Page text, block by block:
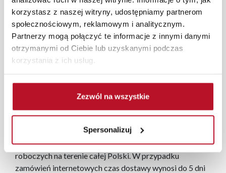
korzystasz z naszej witryny, udostępniamy partnerom
społecznościowym, reklamowym i analitycznym.
Partnerzy mogą połączyć te informacje z innymi danymi
otrzymanymi od Ciebie lub uzyskanymi podczas
korzystania z ich usług.
Zezwól na wszystkie
Spersonalizuj
łóżka mogą różnić się od podanych o ±2 cm
Podana cena nie obejmuje materaca, który można
dokupić osobno.
W każdym z salonów mebli Bodzio oferujemy pomoc w
aranżacji mebli, a nasi pracownicy z wykorzystaniem
przygotują kompleksową wizualizację Państwa
pomieszczenia wraz z wyceną. Każde zamówienie
złożone w sklepie stacjonarnym dostarczymy do 3 dni
roboczych na terenie całej Polski. W przypadku
zamówień internetowych czas dostawy wynosi do 5 dni